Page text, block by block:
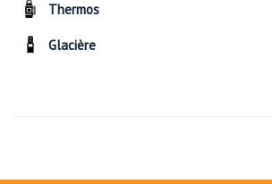
Thermos
Glacière